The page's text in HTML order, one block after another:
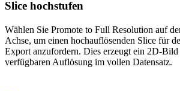
Slice hochstufen
Wählen Sie Promote to Full Resolution auf
Achse, um einen hochauflösenden Slice für
Export anzufordern. Dies erzeugt ein 2D-
verfügbaren Auflösung im vollen Datensatz.